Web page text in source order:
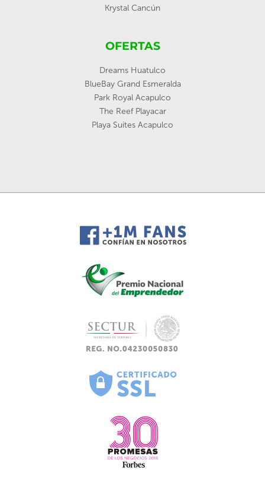
Krystal Cancún
OFERTAS
Dreams Huatulco
BlueBay Grand Esmeralda
Park Royal Acapulco
The Reef Playacar
Playa Suites Acapulco